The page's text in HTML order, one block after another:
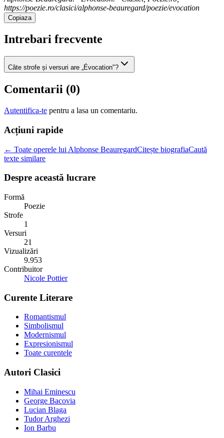
https://poezie.ro/clasici/alphonse-beauregard/poezie/evocation
Copiaza
Intrebari frecvente
Câte strofe și versuri are „Évocation"?
Comentarii (0)
Autentifica-te pentru a lasa un comentariu.
Acțiuni rapide
← Toate operele lui Alphonse BeauregardCitește biografiaCaută
texte similare
Despre această lucrare
Formă
Poezie
Strofe
1
Versuri
21
Vizualizări
9.953
Contribuitor
Nicole Pottier
Curente Literare
Romantismul
Simbolismul
Modernismul
Expresionismul
Toate curentele
Autori Clasici
Mihai Eminescu
George Bacovia
Lucian Blaga
Tudor Arghezi
Ion Barbu